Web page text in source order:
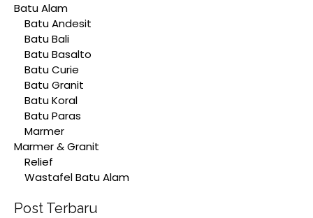
Batu Alam
Batu Andesit
Batu Bali
Batu Basalto
Batu Curie
Batu Granit
Batu Koral
Batu Paras
Marmer
Marmer & Granit
Relief
Wastafel Batu Alam
Post Terbaru